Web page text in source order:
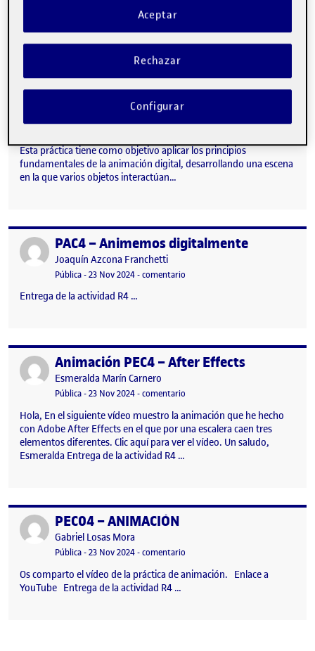
Esta práctica tiene como objetivo aplicar los principios
fundamentales de la animación digital, desarrollando una escena
en la que varios objetos interactúan…
Publicado porPAC4 – Animemos digitalmente
Publicado por
Joaquín Azcona Franchetti
Visibilidad:
Pública-Fecha de publicación
23 Nov 2024-comentario
Entrega de la actividad R4 …
Publicado porAnimación PEC4 – After Effects
Publicado por
Esmeralda Marín Carnero
Visibilidad:
Pública-Fecha de publicación
23 Nov 202422 abril, 2026 9:24 am
-comentario
Hola, En el siguiente vídeo muestro la animación que he hecho
con Adobe After Effects en el que por una escalera caen tres
elementos diferentes. Clic aquí para ver el vídeo. Un saludo,
Esmeralda Entrega de la actividad R4 …
Publicado porPEC04 – ANIMACIÓN
Publicado por
Gabriel Losas Mora
Visibilidad:
Pública-Fecha de publicación
23 Nov 2024-comentario
Os comparto el vídeo de la práctica de animación. Enlace a
YouTube Entrega de la actividad R4 …
Rechazar
Aceptar
Configurar